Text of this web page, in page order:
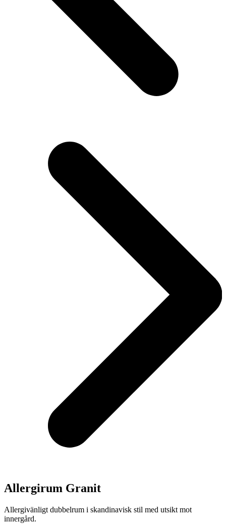
Allergirum Granit
Allergivänligt dubbelrum i skandinavisk stil med utsikt mot
innergård.